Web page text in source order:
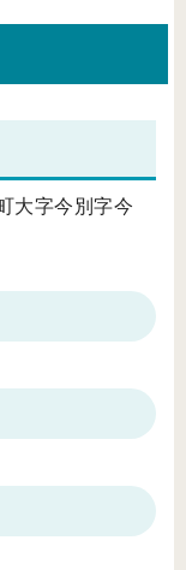
大字今別字今